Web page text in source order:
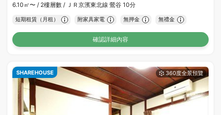
6.10㎡〜 / 2樓層數 / ＪＲ京濱東北線 鶯谷 10分
短期租賃（月租） 附家具家電 無押金 無禮金
確認詳細內容
SHAREHOUSE